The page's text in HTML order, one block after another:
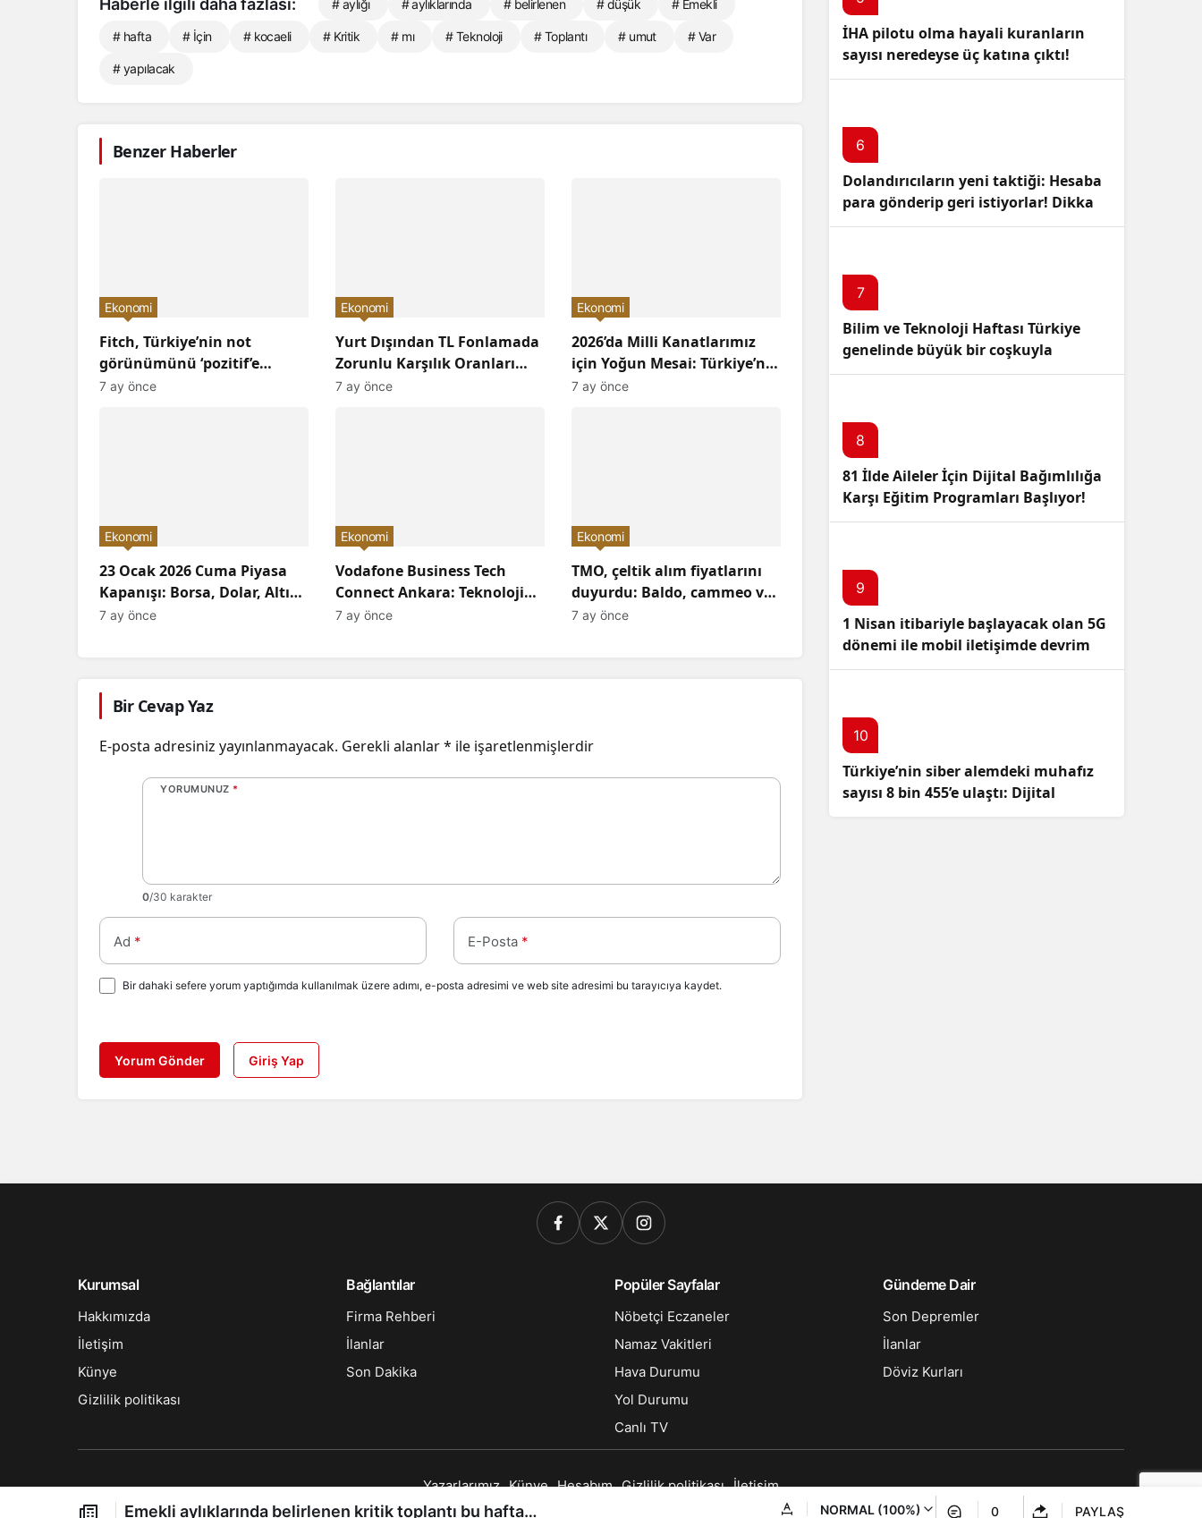
Emekli aylıklarında belirlenen kritik toplantı bu hafta NORMAL (100%) 0 PAYLAŞ
# aylığı # aylıklarında # belirlenen # düşük # Emekli
# hafta # İçin # kocaeli # Kritik # mı # Teknoloji # Toplantı # umut # Var
# yapılacak
Benzer Haberler
Fitch, Türkiye’nin not
görünümünü ‘pozitif’e
çevirdi ve yatırımcıların
Ekonomi
7 ay önce
Yurt Dışından TL Fonlamada
Zorunlu Karşılık Oranları
Arttırıldı: Ekonomiye Etkileri
Ekonomi
7 ay önce
2026’da Milli Kanatlarımız
için Yoğun Mesai: Türkiye’nin
Havacılık Sektöründe
Ekonomi
7 ay önce
23 Ocak 2026 Cuma Piyasa
Kapanışı: Borsa, Dolar, Altın
ve Kripto Paralarda Bugün
Ekonomi
7 ay önce
Vodafone Business Tech
Connect Ankara: Teknoloji
Devrimi Konuşuldu,
Ekonomi
7 ay önce
TMO, çeltik alım fiyatlarını
duyurdu: Baldo, cammeo ve
Osmancık çeltik grupları için
Ekonomi
7 ay önce
Bir Cevap Yaz
E-posta adresiniz yayınlanmayacak. Gerekli alanlar* ile işaretlenmişlerdir
YORUMUNUZ *
0/30 karakter
Ad * E-Posta *
Bir dahaki sefere yorum yaptığımda kullanılmak üzere adımı, e-posta adresimi ve web site adresimi bu tarayıcıya kaydet.
Yorum Gönder Giriş Yap
İHA pilotu olma hayali kuranların
sayısı neredeyse üç katına çıktı!
6
Dolandırıcıların yeni taktiği: Hesaba
para gönderip geri istiyorlar! Dikkat
Edin!
7
Bilim ve Teknoloji Haftası Türkiye
genelinde büyük bir coşkuyla
kutlandı: İşte Etkinlikler ve
8
81 İlde Aileler İçin Dijital Bağımlılığa
Karşı Eğitim Programları Başlıyor!
9
1 Nisan itibariyle başlayacak olan 5G
dönemi ile mobil iletişimde devrim
başlıyor!
10
Türkiye’nin siber alemdeki muhafız
sayısı 8 bin 455’e ulaştı: Dijital
Kurumsal
Hakkımızda
İletişim
Künye
Gizlilik politikası
Bağlantılar
Firma Rehberi
İlanlar
Son Dakika
Popüler Sayfalar
Nöbetçi Eczaneler
Namaz Vakitleri
Hava Durumu
Yol Durumu
Canlı TV
Gündeme Dair
Son Depremler
İlanlar
Döviz Kurları
Yazarlarımız Künye Hesabım Gizlilik politikası İletişim
© Telif Hakkı 2026, Tüm Hakları Saklıdır